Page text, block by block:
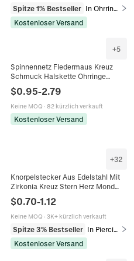
Spitze 1% Bestseller
In Ohrringe
Kostenloser Versand
+5
Spinnennetz Fledermaus Kreuz
Schmuck Halskette Ohrringe
Rheinstein Legierung Gothic
Halloween Kostüm Retro Punk Stil
Damen
$0.95-2.79
Keine MOQ · 82 kürzlich verkauft
Kostenloser Versand
+32
Knorpelstecker Aus Edelstahl Mit
Zirkonia Kreuz Stern Herz Mond
Krone Form Zierlicher
Körperschmuck
$0.70-1.12
Keine MOQ · 3K+ kürzlich verkauft
Spitze 3% Bestseller
In Piercingschmuck
Kostenloser Versand